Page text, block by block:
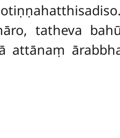
tatheva
attānaṃ